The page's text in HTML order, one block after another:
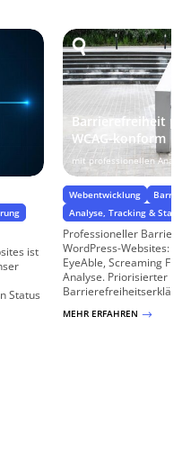
ist
Status
Barrierefreiheit
WCAG-konform
mit professionellen
Webentwicklung
Analyse, Tracking &
Professioneller
WordPress-Websites:
EyeAble, Screaming
Analyse. Priorisierter
MEHR ERFAHREN $